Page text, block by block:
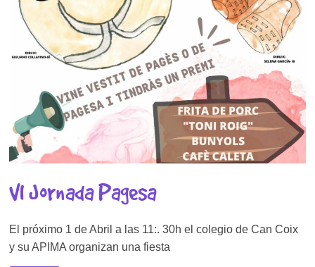
VI Jornada Pagesa
El próximo 1 de Abril a las 11:. 30h el colegio de Can Coix
y su APIMA organizan una fiesta